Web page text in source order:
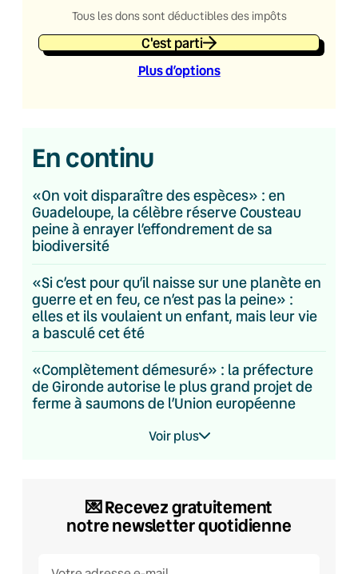
Tous les dons sont déductibles des impôts
C'est parti
Plus d’options
En continu
«On voit disparaître des espèces» : en
Guadeloupe, la célèbre réserve Cousteau
peine à enrayer l’effondrement de sa
biodiversité
«Si c’est pour qu’il naisse sur une planète en
guerre et en feu, ce n’est pas la peine» :
elles et ils voulaient un enfant, mais leur vie
a basculé cet été
«Complètement démesuré» : la préfecture
de Gironde autorise le plus grand projet de
ferme à saumons de l’Union européenne
Voir plus
💌​ Recevez gratuitement
notre newsletter quotidienne